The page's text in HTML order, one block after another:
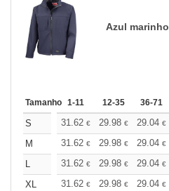
Azul marinho
Tamanho 1-11 12-35 36-71
S 31.62 € 29.98 € 29.04 €
M
31.62 € 29.98 € 29.04 €
L
31.62 € 29.98 € 29.04 €
XL
31.62 € 29.98 € 29.04 €